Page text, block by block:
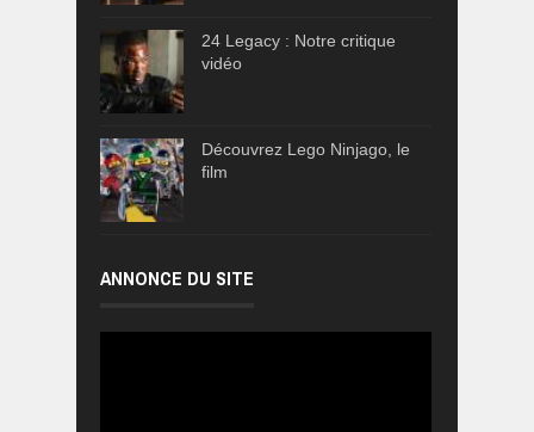
24 Legacy : Notre critique
vidéo
Découvrez Lego Ninjago, le
film
ANNONCE DU SITE